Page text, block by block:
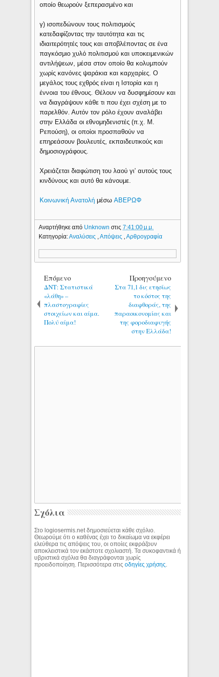
οποίο θεωρούν ξεπερασμένο και
γ) ισοπεδώνουν τους πολιτισμούς
κατεδαφίζοντας την ταυτότητα και τις
ιδιαιτερότητές τους και αποβλέποντας σε ένα
παγκόσμιο χυλό πολιτισμού και υποκειμενικών
αντιλήψεων, μέσα στον οποίο θα κολυμπούν
χωρίς κανόνες ψαράκια και καρχαρίες. Ο
μεγάλος τους εχθρός είναι η Ιστορία και η
έννοια του έθνους. Θέλουν να δυσφημίσουν και
να διαγράψουν κάθε τι που έχει σχέση με το
παρελθόν. Αυτόν τον ρόλο έχουν αναλάβει
στην Ελλάδα οι εθνομηδενιστές (π.χ. Μ.
Ρεπούση), οι οποίοι προσπαθούν να
επηρεάσουν βουλευτές, εκπαιδευτικούς και
δημοσιογράφους.
Χρειάζεται διαφώτιση του λαού γι’ αυτούς τους
κινδύνους και αυτό θα κάνουμε.
Κοινωνική Ανατολή μέσωΑΒΕΡΩΦ
Αναρτήθηκε από Unknownστις7:41:00 μ.μ.
Κατηγορία:Αναλύσεις ,Απόψεις ,Αρθρογραφία
Επόμενο
ΔΝΤ: Στατιστικά
«λάθη» –
πλαστογραφίες
στοιχείων και αίμα.
Πολύ αίμα!
Προηγούμενο
Στα 71,1 δις ετησίως
το κόστος της
διαφθοράς, της
παραοικονομίας και
της φοροδιαφυγής
στην Ελλάδα!
Σχόλια
Στο logiosermis.net δημοσιεύεται κάθε σχόλιο.
Θεωρούμε ότι ο καθένας έχει το δικαίωμα να εκφέρει
ελεύθερα τις απόψεις του, οι οποίες εκφράζουν
αποκλειστικά τον εκάστοτε σχολιαστή. Τα συκοφαντικά ή
υβριστικά σχόλια θα διαγράφονται χωρίς
προειδοποίηση. Περισσότερα στιςοδηγίες χρήσης.